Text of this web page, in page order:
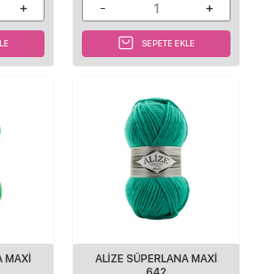
SEPETE EKLE
MAXI
ALIZE SÜPERLANA MAXI